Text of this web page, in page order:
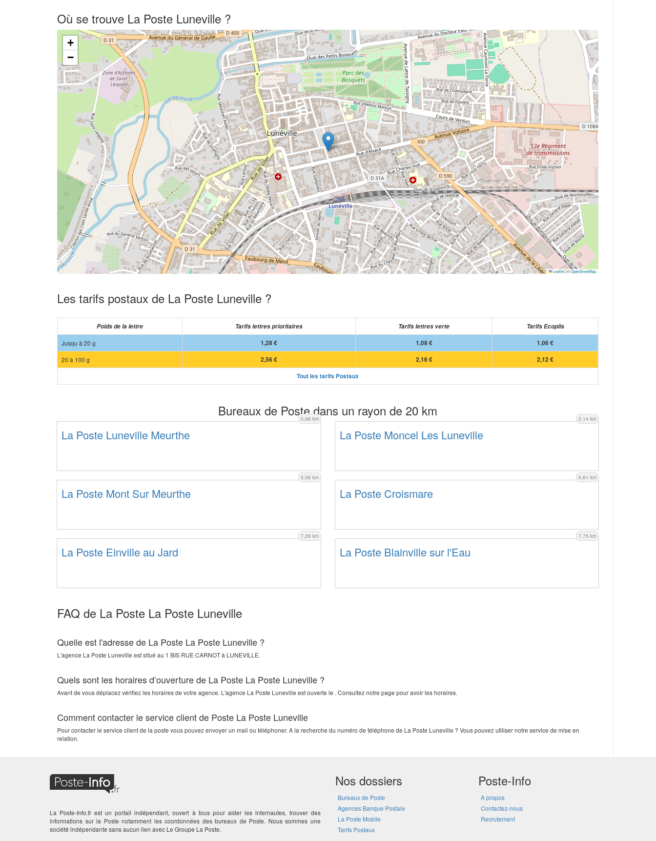
Où se trouve La Poste Luneville ?
+
−
Leaflet|©OpenStreetMap
Les tarifs postaux de La Poste Luneville ?
Poids de la lettre Tarifs lettres prioritaires Tarifs lettres verte
Tarifs Ecoplis
Jusqu à 20 g
1,28 € 1,08 €
1,06 €
20 à 100 g
2,56 € 2,16 €
2,12 €
Tout les tarifs Postaux
Bureaux de Poste dans un rayon de 20 km
0,98 km
La Poste Luneville Meurthe
2,14 km
La Poste Moncel Les Luneville
5,56 km
La Poste Mont Sur Meurthe
5,61 km
La Poste Croismare
7,28 km
La Poste Einville au Jard
7,75 km
La Poste Blainville sur l'Eau
FAQ de La Poste La Poste Luneville
Quelle est l'adresse de La Poste La Poste Luneville ?
L'agence La Poste Luneville est situé au 1 BIS RUE CARNOTà LUNEVILLE.
Quels sont les horaires d’ouverture de La Poste La Poste Luneville ?
Avant de vous déplacez vérifiez les horaires de votre agence. L'agence La Poste Luneville est ouverte le . Consultez notre page pour avoir les horaires.
Comment contacter le service client de Poste La Poste Luneville
Pour contacter le service client de la poste vous pouvez envoyer un mail ou téléphoner. A la recherche du numéro de téléphone de La Poste Luneville ? Vous pouvez utiliser notre service de mise en
relation.
La Poste-Info.fr est un portail indépendant, ouvert à tous pour aider les internautes, trouver des
informations sur la Poste notamment les coordonnées des bureaux de Poste. Nous sommes une
société indépendante sans aucun lien avec Le Groupe La Poste.
Nos dossiers
Bureaux de Poste
Agences Banque Postale
La Poste Mobile
Tarifs Postaux
Poste-Info
A propos
Contactez-nous
Recrutement